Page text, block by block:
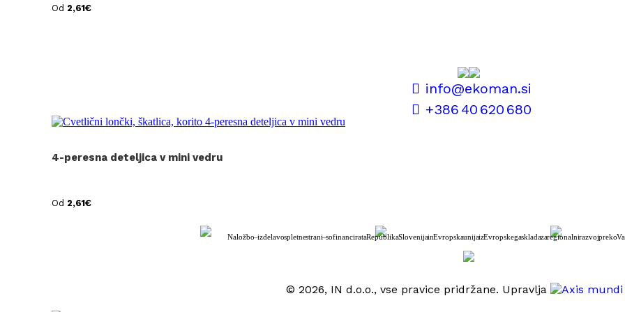
Od 2,61€
4-peresna deteljica v mini vedru
Od 2,61€
info@ekoman.si
+386 40 620 680
Naložbo – izdelavo spletne strani – sofinancirata Republika Slovenija in Evropska unija iz Evropskega sklada za regionalni razvoj preko
© 2026, IN d.o.o., vse pravice pridržane. Upravlja